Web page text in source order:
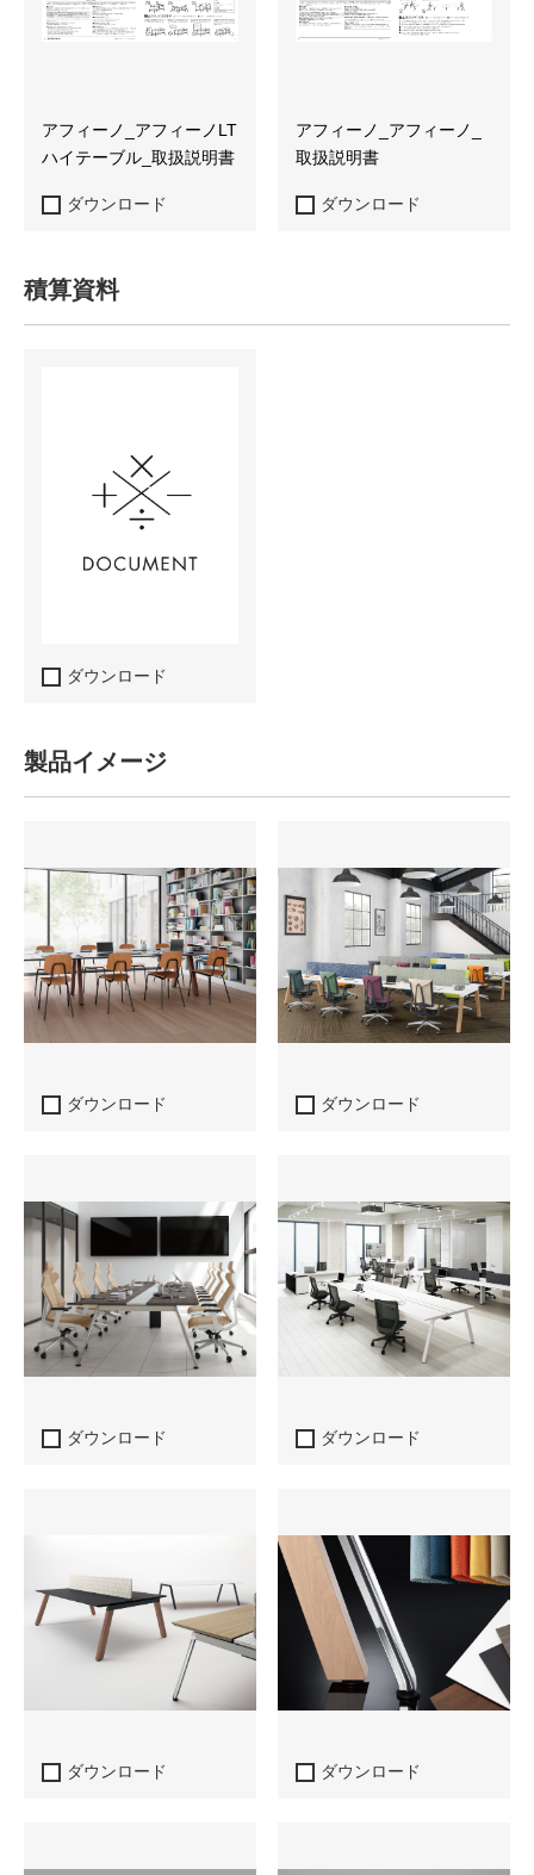
アフィーノ_アフィーノLT
ハイテーブル_取扱説明書
ダウンロード
アフィーノ_アフィーノ_
取扱説明書
ダウンロード
積算資料
ダウンロード
製品イメージ
ダウンロード ダウンロード
ダウンロード ダウンロード
ダウンロード ダウンロード